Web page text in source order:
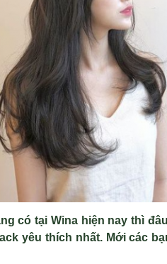
có tại Wina hiện nay thì
yêu thích nhất. Mới các